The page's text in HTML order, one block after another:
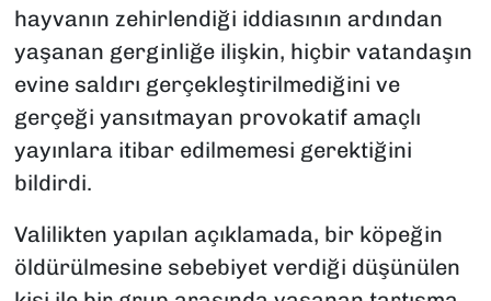
hayvanın zehirlendiği iddiasının ardından
yaşanan gerginliğe ilişkin, hiçbir vatandaşın
evine saldırı gerçekleştirilmediğini ve
gerçeği yansıtmayan provokatif amaçlı
yayınlara itibar edilmemesi gerektiğini
bildirdi.
Valilikten yapılan açıklamada, bir köpeğin
öldürülmesine sebebiyet verdiği düşünülen